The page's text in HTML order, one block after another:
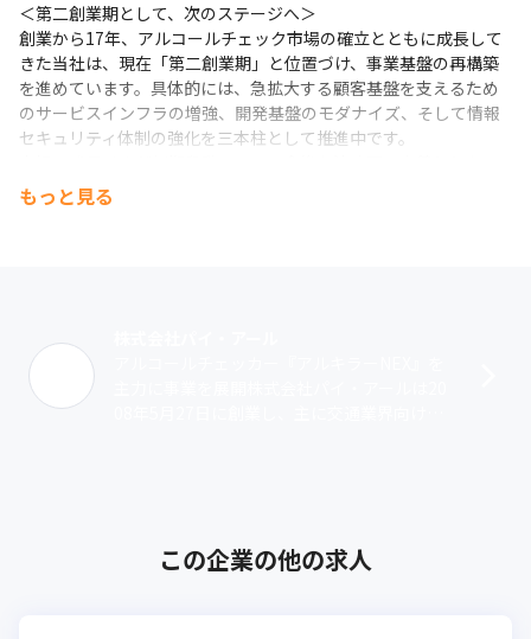
＜第二創業期として、次のステージへ＞
創業から17年、アルコールチェック市場の確立とともに成長して
きた当社は、現在「第二創業期」と位置づけ、事業基盤の再構築
を進めています。具体的には、急拡大する顧客基盤を支えるため
のサービスインフラの増強、開発基盤のモダナイズ、そして情報
セキュリティ体制の強化を三本柱として推進中です。
導入企業数の増加が見込まれるため、プロダクトとインフラの両
面で継続的な投資を行っていく方針です。「義務化によって一時
もっと見る
この企業の他の求人